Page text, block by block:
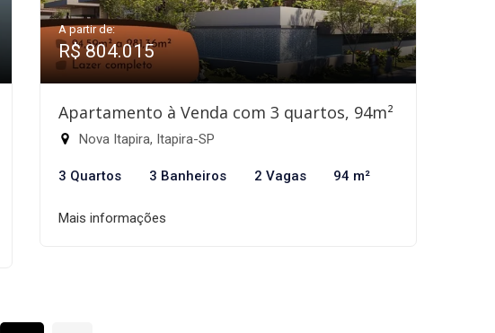
A partir de:
R$ 804.015
Apartamento à Venda com 3 quartos, 94m²
Nova Itapira, Itapira-SP
3 Quartos 3 Banheiros 2 Vagas 94 m²
Mais informações